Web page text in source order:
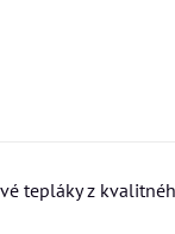
tepláky z